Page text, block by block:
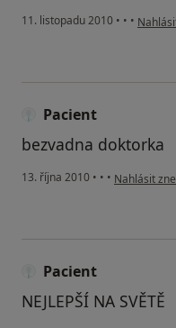
11. listopadu 2010 • • • podle
Pacient
bezvadna doktorka
13. října 2010 • • • podle
Nahlásit
Pacient
NEJLEPŠÍ NA SVĚTĚ